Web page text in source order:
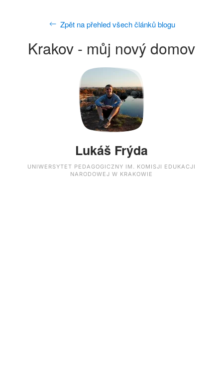
Zpět na přehled všech článků blogu
Krakov - můj nový domov
Lukáš Frýda
UNIWERSYTET PEDAGOGICZNY IM. KOMISJI EDUKACJI
NARODOWEJ W KRAKOWIE